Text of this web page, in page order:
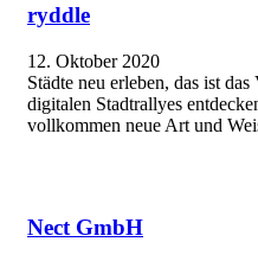
ryddle
12. Oktober 2020
Städte neu erleben, das ist
digitalen Stadtrallyes
vollkommen neue Art und
Nect GmbH